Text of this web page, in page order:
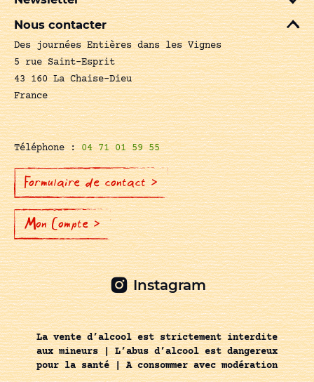
Nous contacter
Des journées Entières dans les Vignes
5 rue Saint-Esprit
43 160 La Chaise-Dieu
France
Téléphone :04 71 01 59 55
Formulaire de contact >
Mon Compte >
Instagram
La vente d’alcool est strictement interdite
aux mineurs | L’abus d’alcool est dangereux
pour la santé | A consommer avec modération